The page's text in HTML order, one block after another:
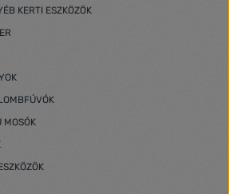
KERTI ESZKÖZÖK
MOSÓK